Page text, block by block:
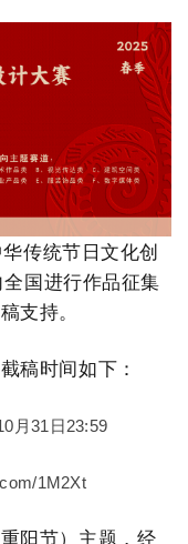
华传统节日文化创
国进行作品征集
支持。
稿时间如下：
月31日23:59
1M2Xt
阳节）主题 ，经